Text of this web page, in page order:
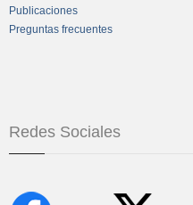
Publicaciones
Preguntas frecuentes
Redes Sociales